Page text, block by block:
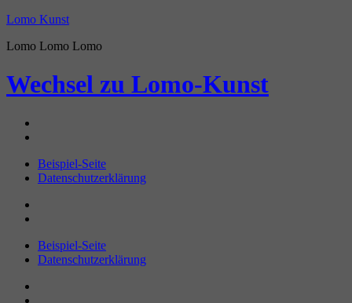
Zum
springen
Lomo Kunst
Lomo Lomo Lomo
Wechsel zu Lomo-Kunst
Beispiel-Seite
Datenschutzerklärung
Beispiel-Seite
Datenschutzerklärung